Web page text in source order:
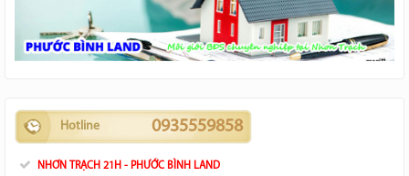
Hotline 0935559858
NHƠN TRẠCH 21H - PHƯỚC BÌNH LAND